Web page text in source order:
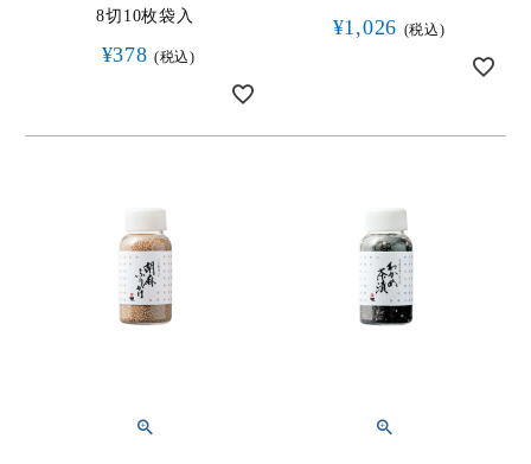
8切10枚袋入
¥378 税込
¥1,026 税込